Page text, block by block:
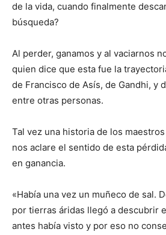
de la vida, cuando finalmente
búsqueda?
Al perder, ganamos y al vaciarnos
quien dice que esta fue la
de Francisco de Asís, de Gandhi, y
entre otras personas.
Tal vez una historia de los
nos aclare el sentido de esta
en ganancia.
«Había una vez un muñeco de sal.
por tierras áridas llegó a descubrir
antes había visto y por eso no